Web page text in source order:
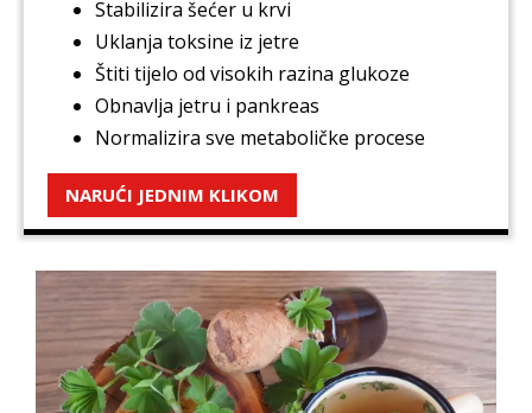
Stabilizira šećer u krvi
Uklanja toksine iz jetre
Štiti tijelo od visokih razina glukoze
Obnavlja jetru i pankreas
Normalizira sve metaboličke procese
NARUĆI JEDNIM KLIKOM